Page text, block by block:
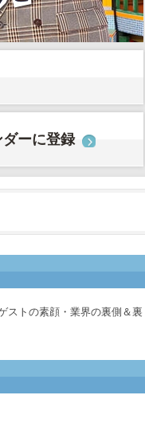
ーに登録
ストの素顔・業界の裏側＆裏